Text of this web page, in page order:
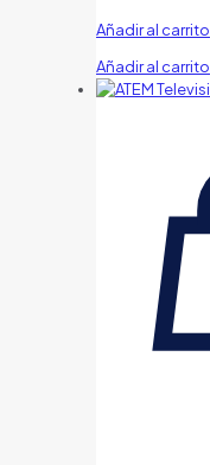
Añadir al carrito
Añadir al carrito